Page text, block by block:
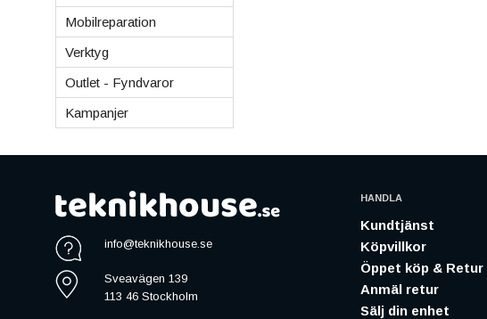
Mobilreparation
Verktyg
Outlet - Fyndvaror
Kampanjer
info@teknikhouse.se
Sveavägen 139
113 46 Stockholm
HANDLA
Kundtjänst
Köpvillkor
Öppet köp & Retur
Anmäl retur
Sälj din enhet